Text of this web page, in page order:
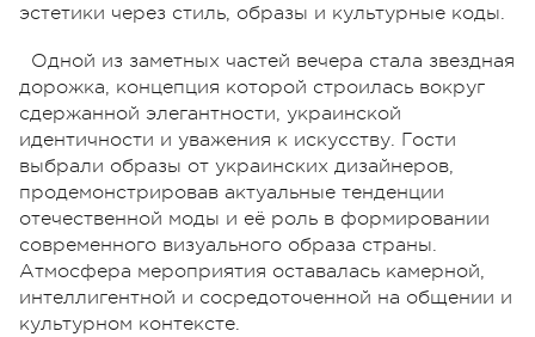
эстетики через стиль, образы и культурные коды.
Одной из заметных частей вечера стала звездная
дорожка, концепция которой строилась вокруг
сдержанной элегантности, украинской
идентичности и уважения к искусству. Гости
выбрали образы от украинских дизайнеров,
продемонстрировав актуальные тенденции
отечественной моды и её роль в формировании
современного визуального образа страны.
Атмосфера мероприятия оставалась камерной,
интеллигентной и сосредоточенной на общении и
культурном контексте.